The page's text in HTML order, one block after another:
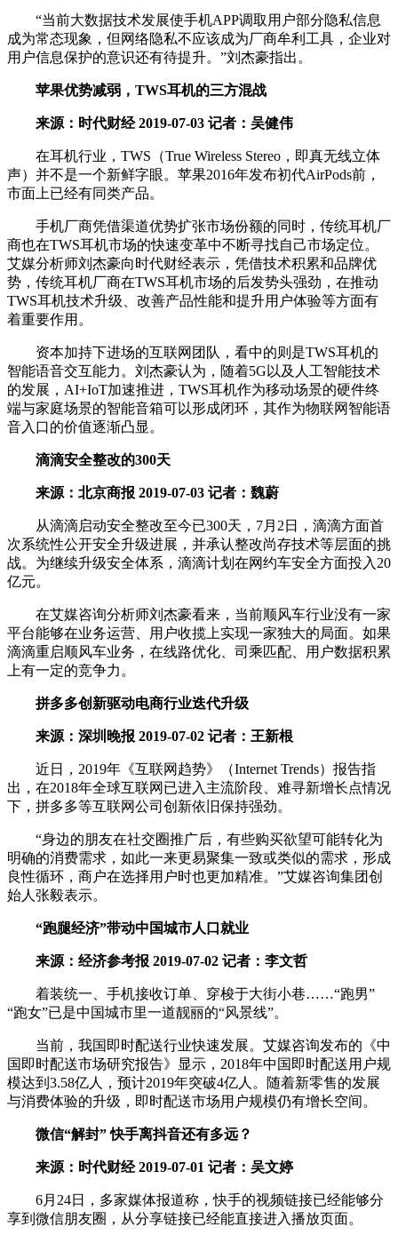
“当前大数据技术发展使手机APP调取用户部分隐私信息
成为常态现象，但网络隐私不应该成为厂商牟利工具，企业对
用户信息保护的意识还有待提升。”刘杰豪指出。
苹果优势减弱，TWS耳机的三方混战
来源：时代财经 2019-07-03 记者：吴健伟
在耳机行业，TWS（True Wireless Stereo，即真无线立体
声）并不是一个新鲜字眼。苹果2016年发布初代AirPods前，
市面上已经有同类产品。
手机厂商凭借渠道优势扩张市场份额的同时，传统耳机厂
商也在TWS耳机市场的快速变革中不断寻找自己市场定位。
艾媒分析师刘杰豪向时代财经表示，凭借技术积累和品牌优
势，传统耳机厂商在TWS耳机市场的后发势头强劲，在推动
TWS耳机技术升级、改善产品性能和提升用户体验等方面有
着重要作用。
资本加持下进场的互联网团队，看中的则是TWS耳机的
智能语音交互能力。刘杰豪认为，随着5G以及人工智能技术
的发展，AI+IoT加速推进，TWS耳机作为移动场景的硬件终
端与家庭场景的智能音箱可以形成闭环，其作为物联网智能语
音入口的价值逐渐凸显。
滴滴安全整改的300天
来源：北京商报 2019-07-03 记者：魏蔚
从滴滴启动安全整改至今已300天，7月2日，滴滴方面首
次系统性公开安全升级进展，并承认整改尚存技术等层面的挑
战。为继续升级安全体系，滴滴计划在网约车安全方面投入20
亿元。
在艾媒咨询分析师刘杰豪看来，当前顺风车行业没有一家
平台能够在业务运营、用户收揽上实现一家独大的局面。如果
滴滴重启顺风车业务，在线路优化、司乘匹配、用户数据积累
上有一定的竞争力。
拼多多创新驱动电商行业迭代升级
来源：深圳晚报 2019-07-02 记者：王新根
近日，2019年《互联网趋势》（Internet Trends）报告指
出，在2018年全球互联网已进入主流阶段、难寻新增长点情况
下，拼多多等互联网公司创新依旧保持强劲。
“身边的朋友在社交圈推广后，有些购买欲望可能转化为
明确的消费需求，如此一来更易聚集一致或类似的需求，形成
良性循环，商户在选择用户时也更加精准。”艾媒咨询集团创
始人张毅表示。
“跑腿经济”带动中国城市人口就业
来源：经济参考报 2019-07-02 记者：李文哲
着装统一、手机接收订单、穿梭于大街小巷……“跑男”
“跑女”已是中国城市里一道靓丽的“风景线”。
当前，我国即时配送行业快速发展。艾媒咨询发布的《中
国即时配送市场研究报告》显示，2018年中国即时配送用户规
模达到3.58亿人，预计2019年突破4亿人。随着新零售的发展
与消费体验的升级，即时配送市场用户规模仍有增长空间。
微信“解封” 快手离抖音还有多远？
来源：时代财经 2019-07-01 记者：吴文婷
6月24日，多家媒体报道称，快手的视频链接已经能够分
享到微信朋友圈，从分享链接已经能直接进入播放页面。